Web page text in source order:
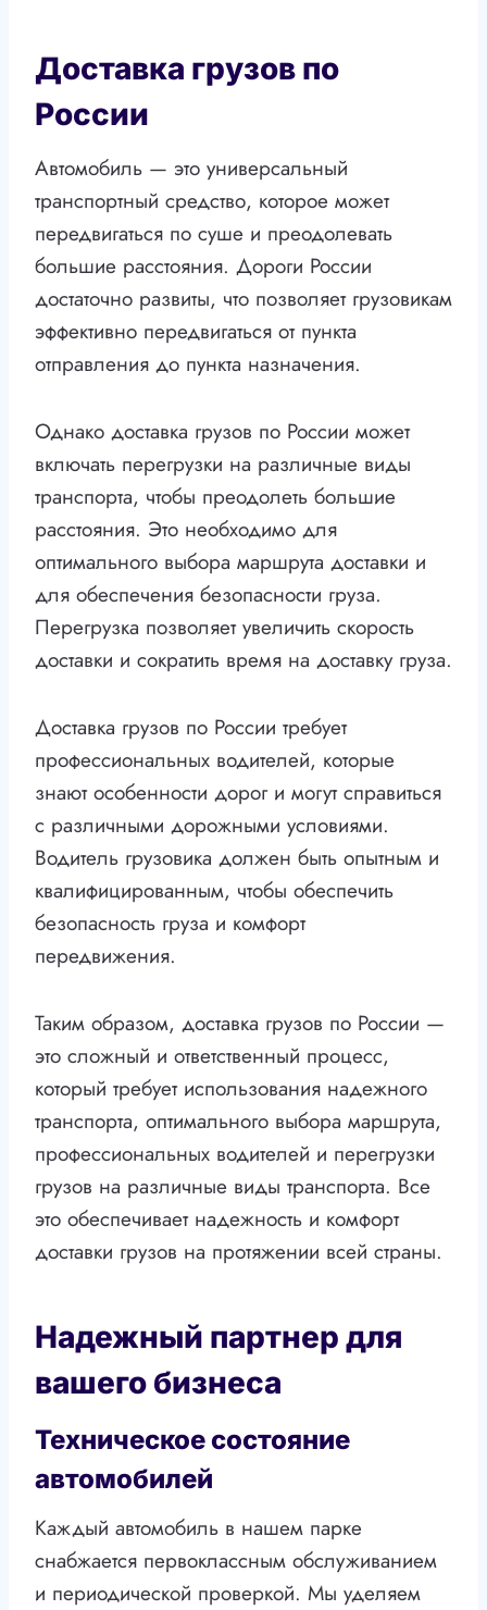
Доставка грузов по
России
Автомобиль — это универсальный
транспортный средство, которое может
передвигаться по суше и преодолевать
большие расстояния. Дороги России
достаточно развиты, что позволяет грузовикам
эффективно передвигаться от пункта
отправления до пункта назначения.
Однако доставка грузов по России может
включать перегрузки на различные виды
транспорта, чтобы преодолеть большие
расстояния. Это необходимо для
оптимального выбора маршрута доставки и
для обеспечения безопасности груза.
Перегрузка позволяет увеличить скорость
доставки и сократить время на доставку груза.
Доставка грузов по России требует
профессиональных водителей, которые
знают особенности дорог и могут справиться
с различными дорожными условиями.
Водитель грузовика должен быть опытным и
квалифицированным, чтобы обеспечить
безопасность груза и комфорт
передвижения.
Таким образом, доставка грузов по России —
это сложный и ответственный процесс,
который требует использования надежного
транспорта, оптимального выбора маршрута,
профессиональных водителей и перегрузки
грузов на различные виды транспорта. Все
это обеспечивает надежность и комфорт
доставки грузов на протяжении всей страны.
Надежный партнер для
вашего бизнеса
Техническое состояние
автомобилей
Каждый автомобиль в нашем парке
снабжается первоклассным обслуживанием
и периодической проверкой. Мы уделяем